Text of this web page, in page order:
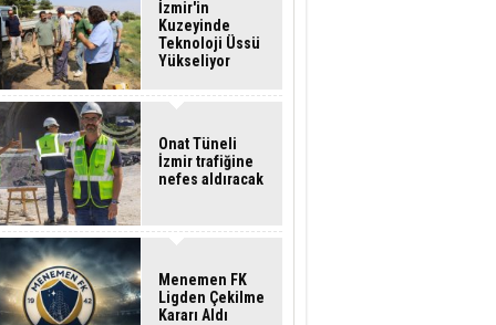
İzmir'in
Kuzeyinde
Teknoloji Üssü
Yükseliyor
Onat Tüneli
İzmir trafiğine
nefes aldıracak
Menemen FK
Ligden Çekilme
Kararı Aldı